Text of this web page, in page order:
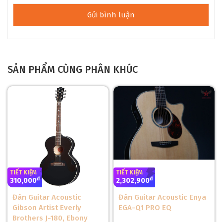
trong ngành sản xuất guitar nhờ vào khả năng cộng hưởng
xuất sắc. Gỗ Spruce giúp tạo ra âm thanh sáng và rõ ràng,
đặc biệt nổi bật ở dải treble và mid. Đặc biệt, với bề mặt hoàn
mạnh mẽ.
SẢN PHẨM CÙNG PHÂN KHÚC
TIẾT KIỆM
310,000đ
Đàn Guitar Acoustic
Gibson Artist Everly
Brothers J-180, Ebony
TIẾT KIỆM
2,302,900đ
Đàn Guitar Acoustic Enya
EGA-Q1 PRO EQ